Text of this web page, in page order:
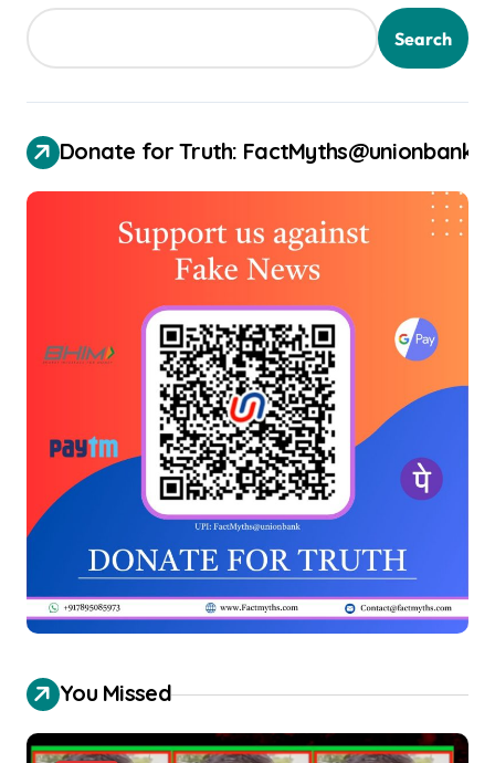
Search
Donate for Truth: FactMyths@unionbank
You Missed